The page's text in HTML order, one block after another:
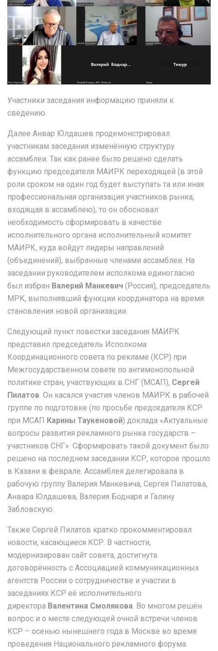
Участники заседания информацию приняли к
сведению.
Далее Анвар Юлдашев продемонстрировал
участникам заседания изменённую структуру
ассамблеи. Так как ранее было решено сделать
функцию председателя МАИРК переходящей (в этой
роли сроком на один год будет выступать та или иная
профессиональная организация участников рынка,
входящая в ассамблею), то он обосновал
необходимость сформировать в качестве
исполнительного органа исполнительный комитет
МАИРК, куда войдут лидеры направлений
(объединений), выбранные членами ассамблеи. На
заседании руководителем исполкома единогласно
был избран Валерий Манкевич (Россия), председатель
МРК, выполнявший функции координатора на время
становления новой организации.
Следующий пункт повестки заседания МАИРК
представил председатель Исполкома
Координационного совета по рекламе (КСР) при
Межгосударственном совете по антимонопольной
политике стран, участвующих в СНГ (МСАП), Сергей
Пилатов. Он касался участия членов МАИРК в рабочей
группе по подготовке (по просьбе председателя КСР
при МСАП Карины Таукеновой) доклада «Актуальные
вопросы развития рекламного рынка государств –
участников СНГ». Сформировать такой документ было
решено на последнем заседании КСР, которое прошло
в Казани в феврале. Ассамблея делегировала в
рабочую группу Валерия Манкевича, Сергея Пилатова,
Анвара Юлдашева, Валерия Боднаря и Галину
Забловскую.
Также Сергей Пилатов кратко прокомментировал
новости, касающиеся КСР. В частности,
модернизирован сайт совета, достигнута
договорённость с Ассоциацией коммуникационных
агентств России о сотрудничестве и участии в
заседаниях КСР её исполнительного
директора Валентина Смолякова. Во многом решён
вопрос и о месте следующей очной встречи членов
КСР – осенью нынешнего года в Москве во время
проведения Национального рекламного форума.